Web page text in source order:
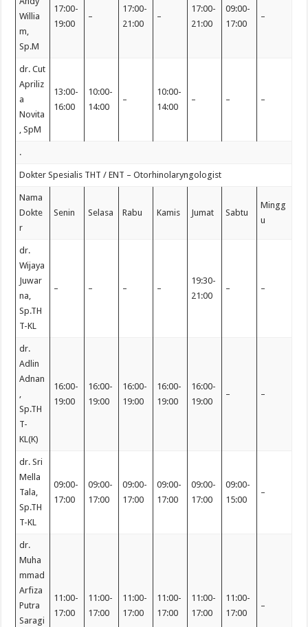
Willia
m,
Sp.M
17:00-
19:00
–
17:00-
21:00
–
17:00-
21:00
09:00-
17:00
–
dr. Cut
Apriliz
a
Novita
, SpM
13:00-
16:00
10:00-
14:00
–
10:00-
14:00
– – –
.
Dokter Spesialis THT / ENT – Otorhinolaryngologist
Nama
Dokte
r
Senin Selasa Rabu Kamis Jumat Sabtu
Mingg
u
dr.
Wijaya
Juwar
na,
Sp.TH
T-KL
– – – –
19:30-
21:00
– –
dr.
Adlin
Adnan
,
Sp.TH
T-
KL(K)
16:00-
19:00
16:00-
19:00
16:00-
19:00
16:00-
19:00
16:00-
19:00
– –
dr. Sri
Mella
Tala,
Sp.TH
T-KL
09:00-
17:00
09:00-
17:00
09:00-
17:00
09:00-
17:00
09:00-
17:00
09:00-
15:00
–
dr.
Muha
mmad
Arfiza
Putra
Saragi
11:00-
17:00
11:00-
17:00
11:00-
17:00
11:00-
17:00
11:00-
17:00
11:00-
17:00
–